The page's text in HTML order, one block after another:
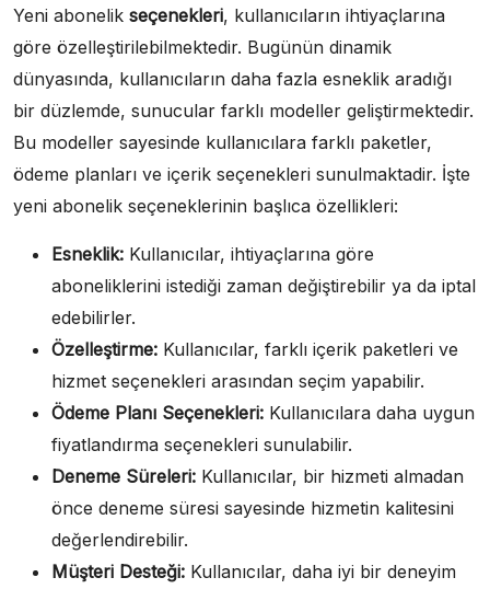
Yeni abonelik seçenekleri, kullanıcıların ihtiyaçlarına
göre özelleştirilebilmektedir. Bugünün dinamik
dünyasında, kullanıcıların daha fazla esneklik aradığı
bir düzlemde, sunucular farklı modeller geliştirmektedir.
Bu modeller sayesinde kullanıcılara farklı paketler,
ödeme planları ve içerik seçenekleri sunulmaktadir. İşte
yeni abonelik seçeneklerinin başlıca özellikleri:
Esneklik: Kullanıcılar, ihtiyaçlarına göre
aboneliklerini istediği zaman değiştirebilir ya da iptal
edebilirler.
Özelleştirme: Kullanıcılar, farklı içerik paketleri ve
hizmet seçenekleri arasından seçim yapabilir.
Ödeme Planı Seçenekleri: Kullanıcılara daha uygun
fiyatlandırma seçenekleri sunulabilir.
Deneme Süreleri: Kullanıcılar, bir hizmeti almadan
önce deneme süresi sayesinde hizmetin kalitesini
değerlendirebilir.
Müşteri Desteği: Kullanıcılar, daha iyi bir deneyim